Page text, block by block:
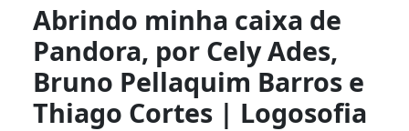
Abrindo minha caixa de
Pandora, por Cely Ades,
Bruno Pellaquim Barros e
Thiago Cortes | Logosofia